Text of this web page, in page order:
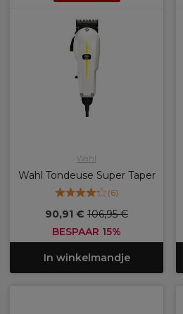
Wahl
Wahl Tondeuse Super Taper
(6)
90,91 € 106,95 €
BESPAAR 15%
In winkelmandje